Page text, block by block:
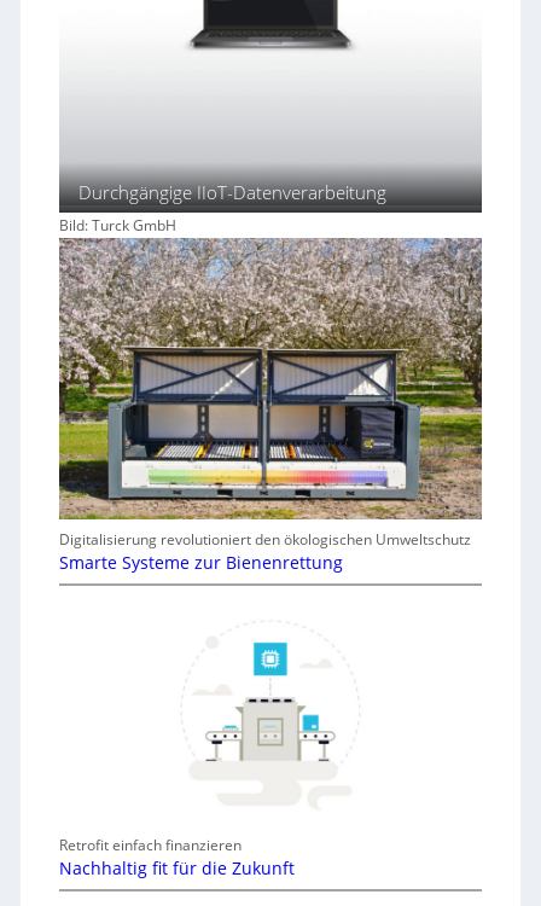
Durchgängige IIoT-Datenverarbeitung
Bild: Turck GmbH
Digitalisierung revolutioniert den ökologischen Umweltschutz
Smarte Systeme zur Bienenrettung
Retrofit einfach finanzieren
Nachhaltig fit für die Zukunft